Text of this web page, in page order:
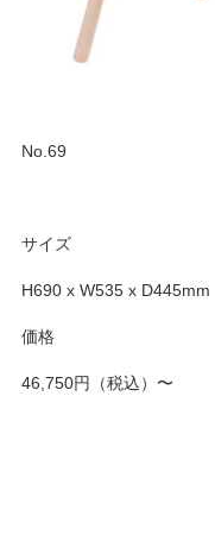
No.69
サイズ
H690 x W535 x D445mm
価格
46,750円（税込）〜